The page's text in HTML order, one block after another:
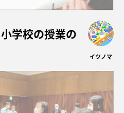
学校の授業の
イツノマ